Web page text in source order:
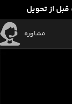
از تحویل
مشاوره